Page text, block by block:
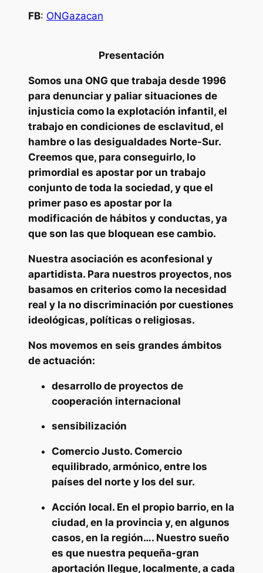
FB: ONGazacan
Presentación
Somos una ONG que trabaja desde 1996
para denunciar y paliar situaciones de
injusticia como la explotación infantil, el
trabajo en condiciones de esclavitud, el
hambre o las desigualdades Norte-Sur.
Creemos que, para conseguirlo, lo
primordial es apostar por un trabajo
conjunto de toda la sociedad, y que el
primer paso es apostar por la
modificación de hábitos y conductas, ya
que son las que bloquean ese cambio.
Nuestra asociación es aconfesional y
apartidista. Para nuestros proyectos, nos
basamos en criterios como la necesidad
real y la no discriminación por cuestiones
ideológicas, políticas o religiosas.
Nos movemos en seis grandes ámbitos
de actuación:
desarrollo de proyectos de
cooperación internacional
sensibilización
Comercio Justo. Comercio
equilibrado, armónico, entre los
países del norte y los del sur.
Acción local. En el propio barrio, en la
ciudad, en la provincia y, en algunos
casos, en la región…. Nuestro sueño
es que nuestra pequeña-gran
aportación llegue, localmente, a cada